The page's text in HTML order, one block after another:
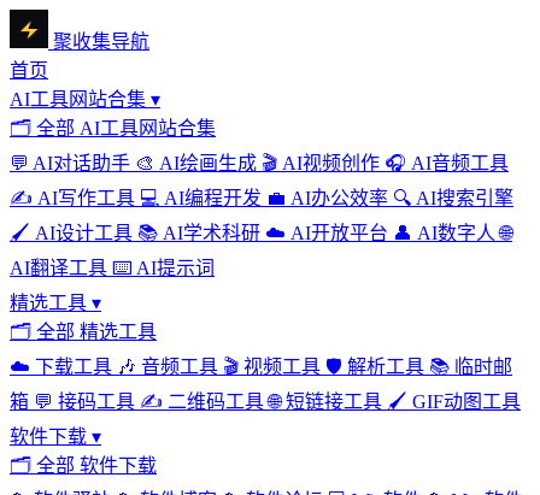
聚收集导航
首页
AI工具网站合集 ▾
🗂 全部 AI工具网站合集
💬 AI对话助手 🎨 AI绘画生成 🎬 AI视频创作 🎧 AI音频工具
✍️ AI写作工具 💻 AI编程开发 💼 AI办公效率 🔍 AI搜索引擎
🖌️ AI设计工具 📚 AI学术科研 ☁️ AI开放平台 👤 AI数字人 🌐
AI翻译工具 ⌨️ AI提示词
精选工具 ▾
🗂 全部 精选工具
☁️ 下载工具 🎶 音频工具 🎬 视频工具 🛡️ 解析工具 📚 临时邮
箱 💬 接码工具 ✍️ 二维码工具 🌐 短链接工具 🖌️ GIF动图工具
软件下载 ▾
🗂 全部 软件下载